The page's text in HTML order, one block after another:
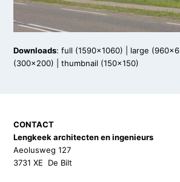
Downloads:full (1590x1060) large
(300x200) |thumbnail (150x150)
CONTACT
Lengkeek architecten en ingenieurs
Aeolusweg 127
3731 XE De Bilt